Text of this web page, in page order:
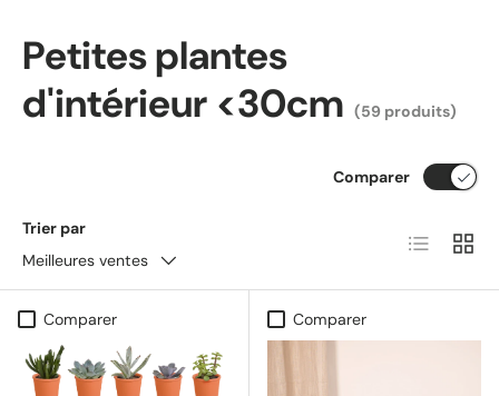
Petites plantes
d'intérieur <30cm (59 produits)
Trier par
Meilleures ventes
Comparer
Liste Grille
Comparer Comparer